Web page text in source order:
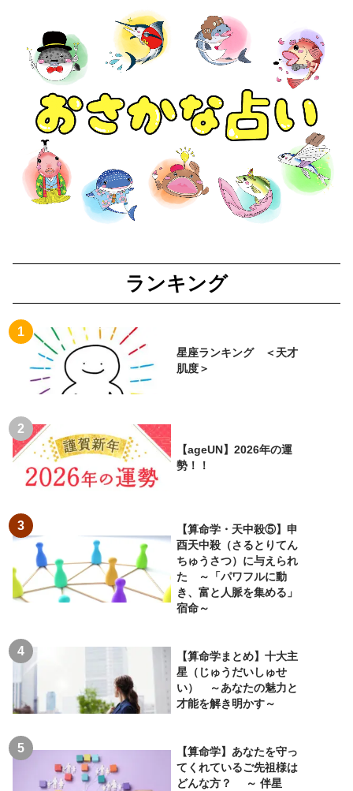
ランキング
星座ランキング ＜天才
肌度＞
【ageUN】2026年の運
勢！！
【算命学・天中殺⑤】申
酉天中殺（さるとりてん
ちゅうさつ）に与えられ
た ～「パワフルに動
き、富と人脈を集める」
宿命～
【算命学まとめ】十大主
星（じゅうだいしゅせ
い） ～あなたの魅力と
才能を解き明かす～
【算命学】あなたを守っ
てくれているご先祖様は
どんな方？ ～ 伴星